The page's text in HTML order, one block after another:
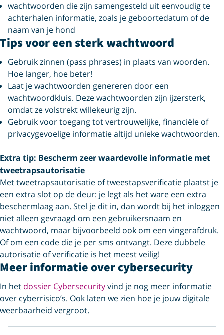
wachtwoorden die zijn samengesteld uit eenvoudig te
achterhalen informatie, zoals je geboortedatum of de
naam van je hond
Tips voor een sterk wachtwoord
Gebruik zinnen (pass phrases) in plaats van woorden.
Hoe langer, hoe beter!
Laat je wachtwoorden genereren door een
wachtwoordkluis. Deze wachtwoorden zijn ijzersterk,
omdat ze volstrekt willekeurig zijn.
Gebruik voor toegang tot vertrouwelijke, financiële of
privacygevoelige informatie altijd unieke wachtwoorden.
Extra tip: Bescherm zeer waardevolle informatie met
tweetrapsautorisatie
Met tweetrapsautorisatie of tweestapsverificatie plaatst je
een extra slot op de deur: je legt als het ware een extra
beschermlaag aan. Stel je dit in, dan wordt bij het inloggen
niet alleen gevraagd om een gebruikersnaam en
wachtwoord, maar bijvoorbeeld ook om een vingerafdruk.
Of om een code die je per sms ontvangt. Deze dubbele
autorisatie of verificatie is het meest veilig!
Meer informatie over cybersecurity
In het dossier Cybersecurityvind je nog meer informatie
over cyberrisico’s. Ook laten we zien hoe je jouw digitale
weerbaarheid vergroot.